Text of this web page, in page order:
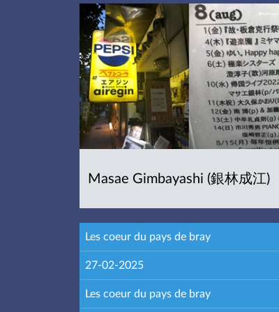
Masae Gimbayashi (銀林成江)
Les coeur du pays de bray
27-02-2025
Les coeur du pays de bray